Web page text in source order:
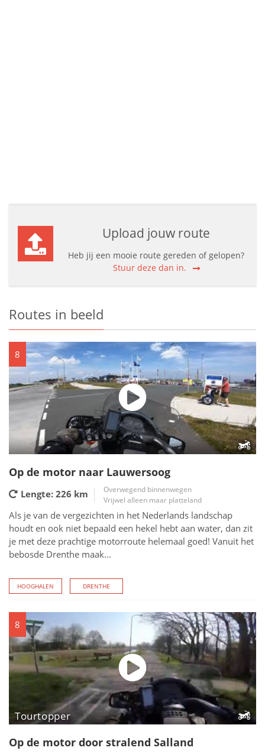
Upload jouw route
Heb jij een mooie route gereden of gelopen?
Stuur deze dan in.
Routes in beeld
8
Op de motor naar Lauwersoog
Lengte: 226 km
Overwegend binnenwegen
Vrijwel alleen maar platteland
Als je van de vergezichten in het Nederlands landschap
houdt en ook niet bepaald een hekel hebt aan water, dan zit
je met deze prachtige motorroute helemaal goed! Vanuit het
bebosde Drenthe maak...
HOOGHALEN DRENTHE
8
Tourtopper
Op de motor door stralend Salland